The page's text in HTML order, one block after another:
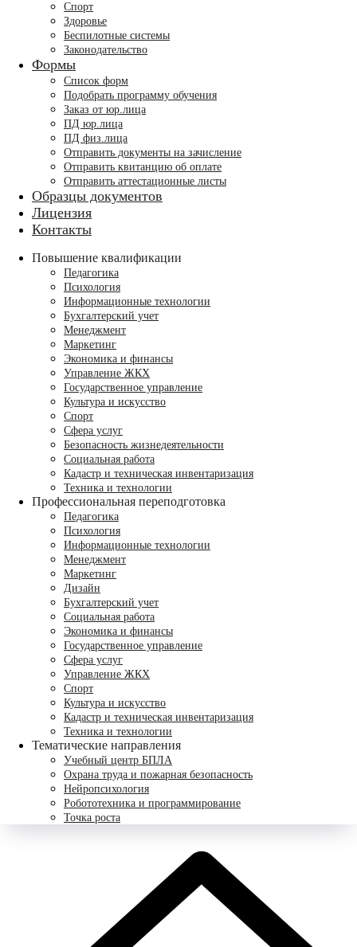
Спорт
Здоровье
Беспилотные системы
Законодательство
Формы
Список форм
Подобрать программу обучения
Заказ от юр.лица
ПД юр.лица
ПД физ.лица
Отправить документы на зачисление
Отправить квитанцию об оплате
Отправить аттестационные листы
Образцы документов
Лицензия
Контакты
Повышение квалификации
Педагогика
Психология
Информационные технологии
Бухгалтерский учет
Менеджмент
Маркетинг
Экономика и финансы
Управление ЖКХ
Государственное управление
Культура и искусство
Спорт
Сфера услуг
Безопасность жизнедеятельности
Социальная работа
Кадастр и техническая инвентаризация
Техника и технологии
Профессиональная переподготовка
Педагогика
Психология
Информационные технологии
Менеджмент
Маркетинг
Дизайн
Бухгалтерский учет
Социальная работа
Экономика и финансы
Государственное управление
Сфера услуг
Управление ЖКХ
Спорт
Культура и искусство
Кадастр и техническая инвентаризация
Техника и технологии
Тематические направления
Учебный центр БПЛА
Охрана труда и пожарная безопасность
Нейропсихология
Робототехника и программирование
Точка роста